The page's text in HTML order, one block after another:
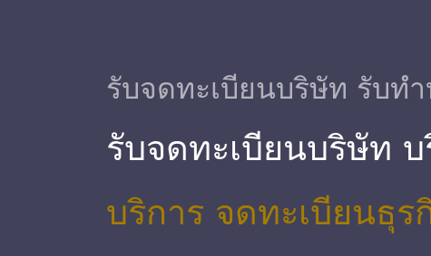
รับจดทะเบียนบริษัท รับทํ
รับจดทะเบียนบริษัท
บริการ จดทะเบียนธุร